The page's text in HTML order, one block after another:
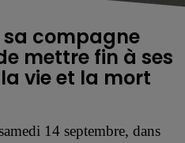
sa compagne
mettre fin à ses
vie et la mort
14 septembre, dans